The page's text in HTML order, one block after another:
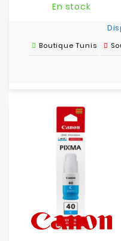
En stock
Boutique Tunis